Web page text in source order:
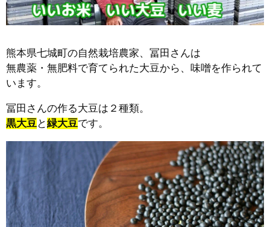
熊本県七城町の自然栽培農家、冨田さんは
無農薬・無肥料で育てられた大豆から、味噌を作られて
います。
冨田さんの作る大豆は２種類。
黒大豆と緑大豆です。